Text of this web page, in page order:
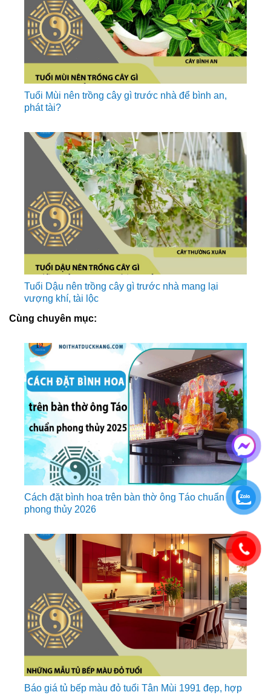
Tuổi Mùi nên trồng cây gì trước nhà để bình an,
phát tài?
Tuổi Dậu nên trồng cây gì trước nhà mang lại
vượng khí, tài lộc
Cùng chuyên mục:
Cách đặt bình hoa trên bàn thờ ông Táo chuẩn
phong thủy 2026
Báo giá tủ bếp màu đỏ tuổi Tân Mùi 1991 đẹp, hợp